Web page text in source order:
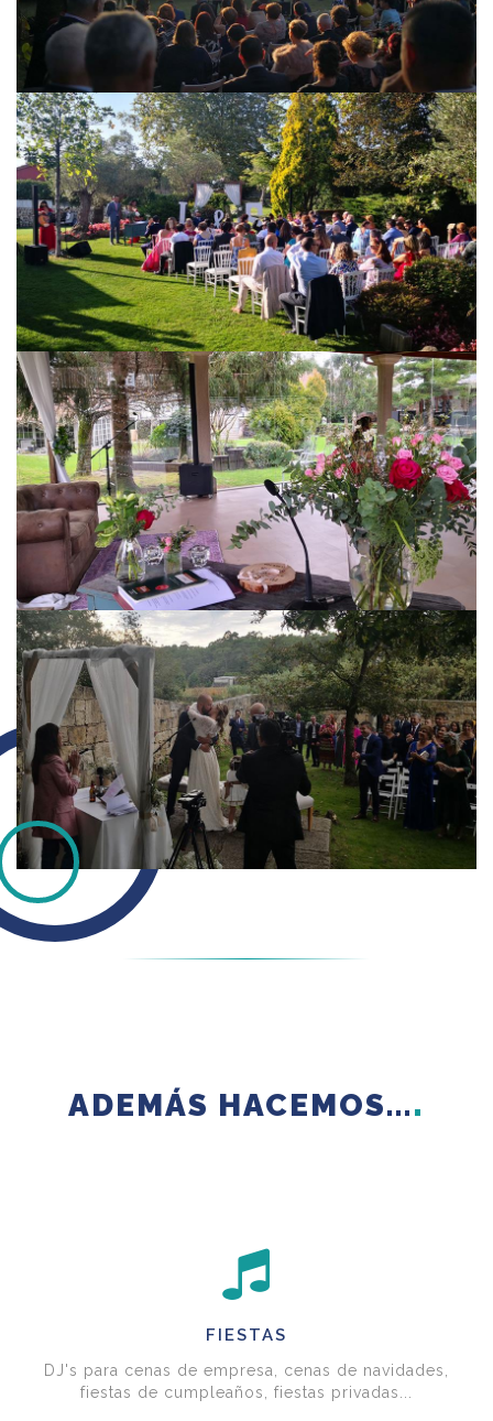
ADEMÁS HACEMOS...
FIESTAS
DJ's para cenas de empresa, cenas de navidades,
fiestas de cumpleaños, fiestas privadas...